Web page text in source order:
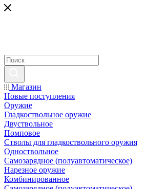
Магазин
Новые поступления
Оружие
Гладкоствольное оружие
Двуствольное
Помповое
Стволы для гладкоствольного оружия
Одноствольное
Самозарядное (полуавтоматическое)
Нарезное оружие
Комбинированное